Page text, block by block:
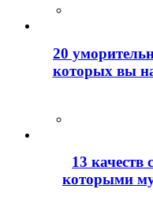
20
которых вы
13
которыми